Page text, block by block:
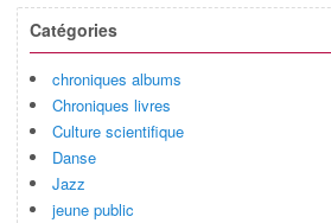
Catégories
chroniques albums
Chroniques livres
Culture scientifique
Danse
Jazz
jeune public